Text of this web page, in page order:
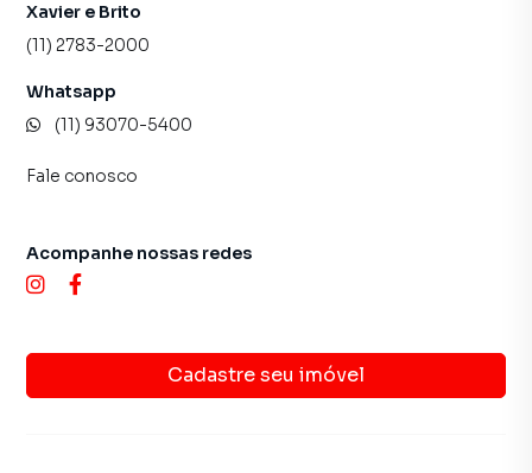
Xavier e Brito
(11) 2783-2000
Whatsapp
(11) 93070-5400
Fale conosco
Cadastre seu imóvel
Acompanhe nossas redes